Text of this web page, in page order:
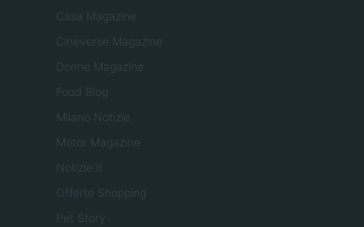
Casa Magazine
Cineverse Magazine
Donne Magazine
Food Blog
Milano Notizie
Motor Magazine
Notizie.it
Offerte Shopping
Pet Story